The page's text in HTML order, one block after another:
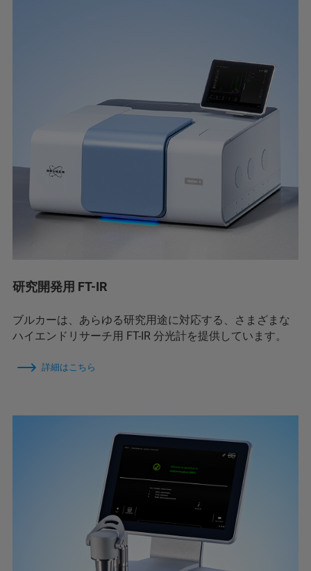
研究開発用 FT-IR
ブルカーは、あらゆる研究用途に対応する、さまざまな
ハイエンドリサーチ用 FT-IR 分光計を提供しています。
詳細はこちら